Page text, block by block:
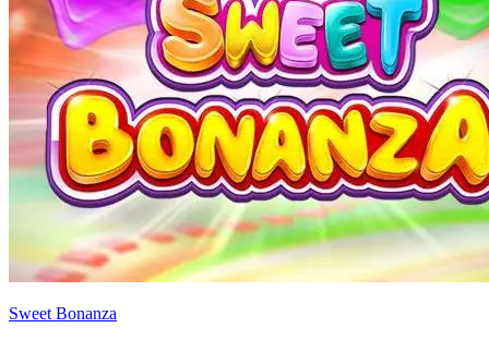
Sweet Bonanza